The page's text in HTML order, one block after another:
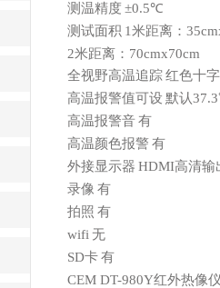
测温精度±0.5℃
测试面积 1米距离：
2米距离：70cmx70cm
全视野高温追踪红色十
高温报警值可设 默认
高温报警音有
高温颜色报警有
外接显示器 HDMI高清输
录像 有
拍照 有
wifi 无
SD卡有
CEM DT-980Y红外热像